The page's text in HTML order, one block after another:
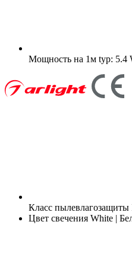
Мощность на 1м typ: 5.4
Класс пылевлагозащиты
Цвет свечения White |